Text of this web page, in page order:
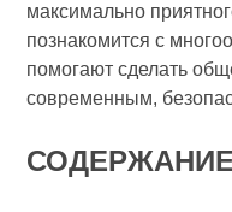
максимально
познакомится с
помогают сделать
современным,